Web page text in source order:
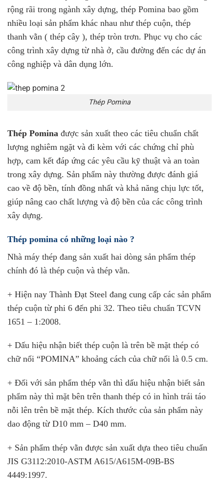
rộng rãi trong ngành xây dựng, thép Pomina bao gồm
nhiều loại sản phẩm khác nhau như thép cuộn, thép
thanh vằn ( thép cây ), thép tròn trơn. Phục vụ cho các
công trình xây dựng từ nhà ở, cầu đường đến các dự án
công nghiệp và dân dụng lớn.
Thép Pomina
Thép Pomina được sản xuất theo các tiêu chuẩn chất
lượng nghiêm ngặt và đi kèm với các chứng chỉ phù
hợp, cam kết đáp ứng các yêu cầu kỹ thuật và an toàn
trong xây dựng. Sản phẩm này thường được đánh giá
cao về độ bền, tính đồng nhất và khả năng chịu lực tốt,
giúp nâng cao chất lượng và độ bền của các công trình
xây dựng.
Thép pomina có những loại nào ?
Nhà máy thép đang sản xuất hai dòng sản phẩm thép
chính đó là thép cuộn và thép vằn.
+ Hiện nay Thành Đạt Steel đang cung cấp các sản phẩm
thép cuộn từ phi 6 đến phi 32. Theo tiêu chuẩn TCVN
1651 – 1:2008.
+ Dấu hiệu nhận biết thép cuộn là trên bề mặt thép có
chữ nổi “POMINA” khoảng cách của chữ nổi là 0.5 cm.
+ Đối với sản phẩm thép vằn thì dấu hiệu nhận biết sản
phẩm này thì mặt bên trên thanh thép có in hình trái táo
nỗi lên trên bề mặt thép. Kích thước của sản phẩm này
dao động từ D10 mm – D40 mm.
+ Sản phẩm thép vằn được sản xuất dựa theo tiêu chuẩn
JIS G3112:2010-ASTM A615/A615M-09B-BS
4449:1997.